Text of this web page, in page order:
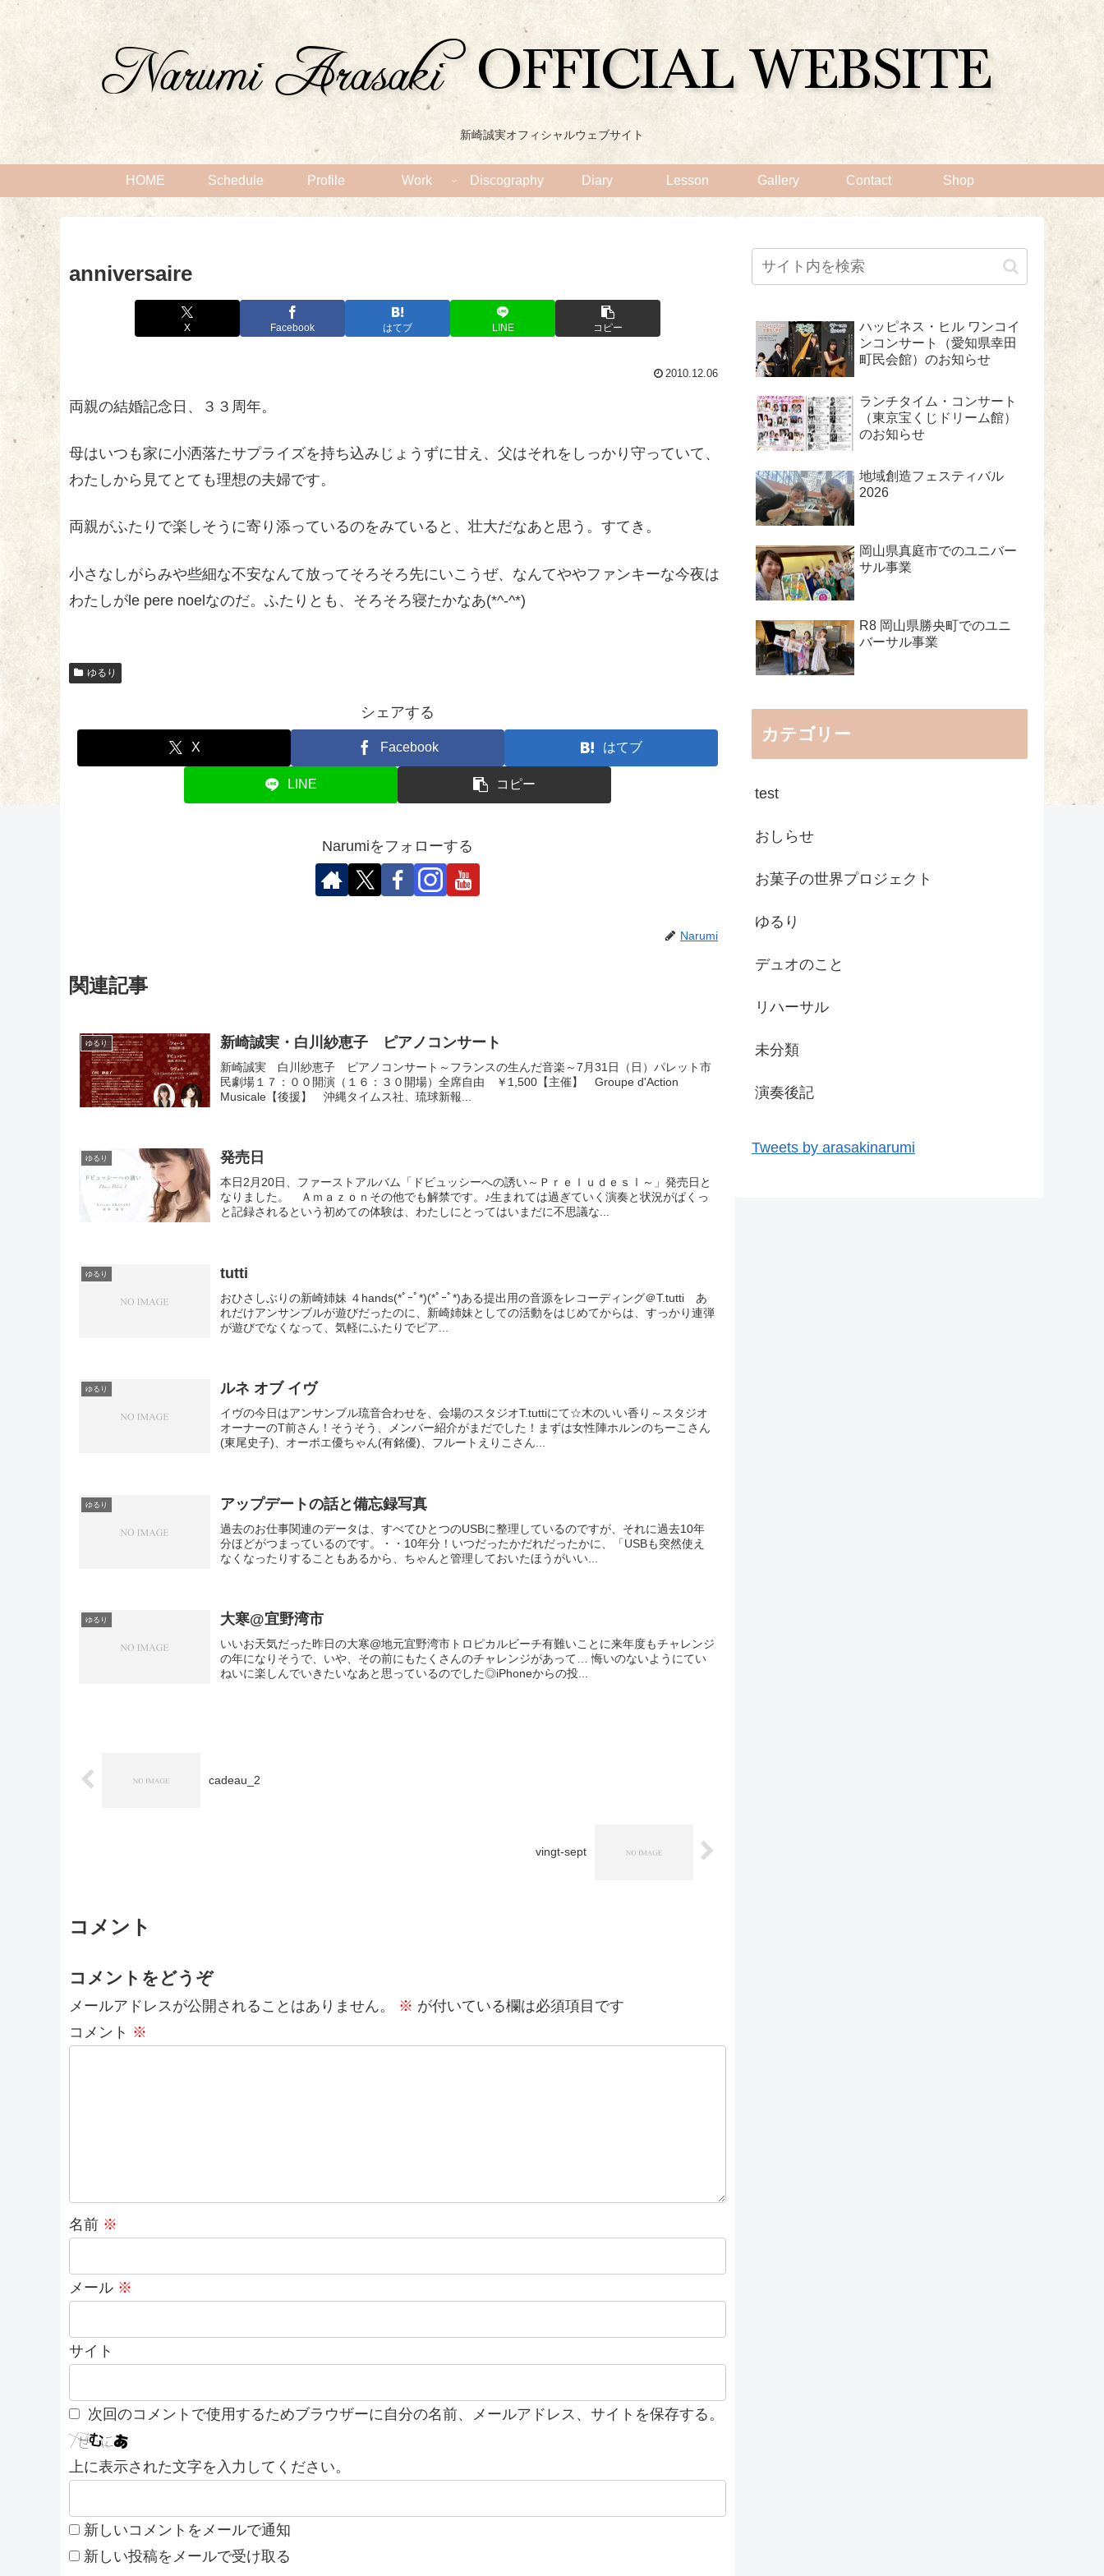
新崎誠実オフィシャルウェブサイト
HOME Schedule Profile Work Discography Diary Lesson Gallery Contact Shop
anniversaire
X Facebook はてブ LINE コピー
2010.12.06
両親の結婚記念日、３３周年。
母はいつも家に小洒落たサプライズを持ち込みじょうずに甘え、父はそれをしっかり守っていて、
わたしから見てとても理想の夫婦です。
両親がふたりで楽しそうに寄り添っているのをみていると、壮大だなあと思う。すてき。
小さなしがらみや些細な不安なんて放ってそろそろ先にいこうぜ、なんてややファンキーな今夜は
わたしがle pere noelなのだ。ふたりとも、そろそろ寝たかなあ(*^-^*)
ゆるり
シェアする
X Facebook はてブ
LINE コピー
Narumiをフォローする
Narumi
関連記事
ゆるり 新崎誠実・白川紗恵子 ピアノコンサート
新崎誠実 白川紗恵子 ピアノコンサート～フランスの生んだ音楽～7月31日（日）パレット市
民劇場１７：００開演（１６：３０開場）全席自由 ￥1,500【主催】 Groupe d'Action
Musicale【後援】 沖縄タイムス社、琉球新報...
ゆるり 発売日
本日2月20日、ファーストアルバム「ドビュッシーへの誘い～ＰｒｅｌｕｄｅｓⅠ～」発売日と
なりました。 Ａｍａｚｏｎその他でも解禁です。♪生まれては過ぎていく演奏と状況がぱくっ
と記録されるという初めての体験は、わたしにとってはいまだに不思議な...
ゆるり tutti
おひさしぶりの新崎姉妹 ４hands(*ﾟｰﾟ*)(*ﾟｰﾟ*)ある提出用の音源をレコーディング＠T.tutti あ
れだけアンサンブルが遊びだったのに、新崎姉妹としての活動をはじめてからは、すっかり連弾
が遊びでなくなって、気軽にふたりでピア...
ゆるり ルネ オブ イヴ
イヴの今日はアンサンブル琉音合わせを、会場のスタジオT.tuttiにて☆木のいい香り～スタジオ
オーナーのT前さん！そうそう、メンバー紹介がまだでした！まずは女性陣ホルンのちーこさん
(東尾史子)、オーボエ優ちゃん(有銘優)、フルートえりこさん...
ゆるり アップデートの話と備忘録写真
過去のお仕事関連のデータは、すべてひとつのUSBに整理しているのですが、それに過去10年
分ほどがつまっているのです。・・10年分！いつだったかだれだったかに、「USBも突然使え
なくなったりすることもあるから、ちゃんと管理しておいたほうがいい...
ゆるり 大寒@宜野湾市
いいお天気だった昨日の大寒@地元宜野湾市トロピカルビーチ有難いことに来年度もチャレンジ
の年になりそうで、いや、その前にもたくさんのチャレンジがあって… 悔いのないようにてい
ねいに楽しんでいきたいなあと思っているのでした◎iPhoneからの投...
cadeau_2
vingt-sept
コメント
コメントをどうぞ
メールアドレスが公開されることはありません。 ※ が付いている欄は必須項目です
コメント ※
名前 ※
メール ※
サイト
次回のコメントで使用するためブラウザーに自分の名前、メールアドレス、サイトを保存する。
上に表示された文字を入力してください。
新しいコメントをメールで通知
新しい投稿をメールで受け取る
ハッピネス・ヒル ワンコイ
ンコンサート（愛知県幸田
町民会館）のお知らせ
ランチタイム・コンサート
（東京宝くじドリーム館）
のお知らせ
地域創造フェスティバル
2026
岡山県真庭市でのユニバー
サル事業
R8 岡山県勝央町でのユニ
バーサル事業
カテゴリー
test
おしらせ
お菓子の世界プロジェクト
ゆるり
デュオのこと
リハーサル
未分類
演奏後記
Tweets by arasakinarumi